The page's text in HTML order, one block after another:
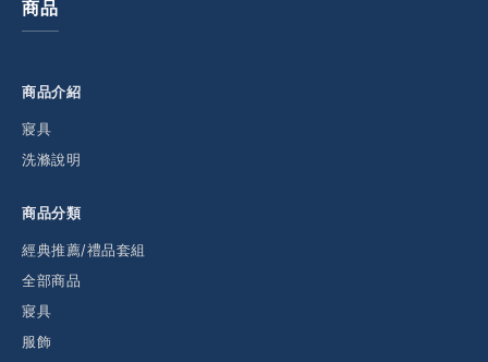
商品
商品介紹
寢具
洗滌說明
商品分類
經典推薦/禮品套組
全部商品
寢具
服飾